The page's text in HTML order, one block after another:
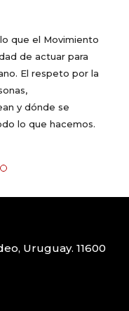
que el Movimiento
de actuar para
El respeto por la
y dónde se
lo que hacemos.
Uruguay. 11600